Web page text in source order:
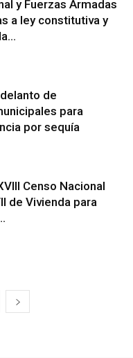
y Fuerzas Armadas
a ley constitutiva y
de
para
por sequía
Censo Nacional
de Vivienda para